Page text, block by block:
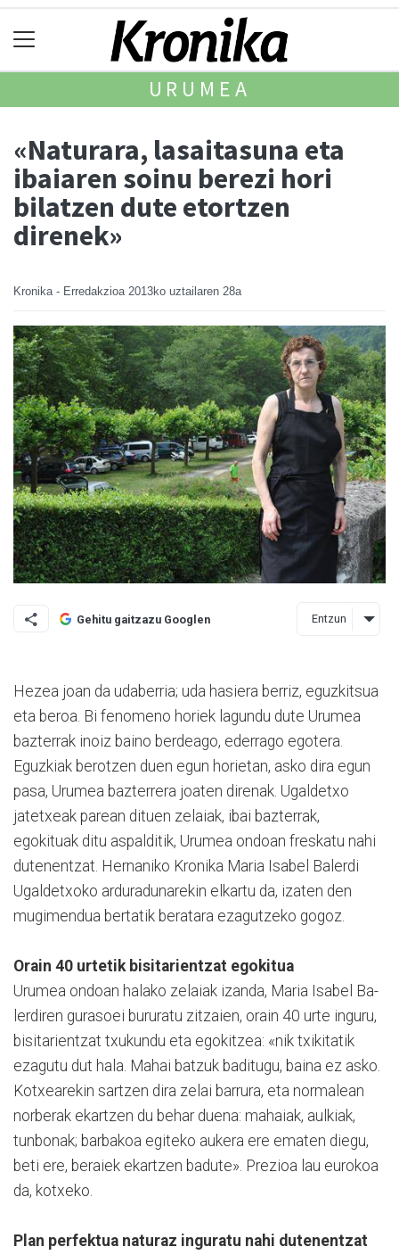
URUMEA
«Naturara, lasaitasuna eta
ibaiaren soinu berezi hori
bilatzen dute etortzen
direnek»
Kronika - Erredakzioa 2013ko uztailaren 28a
Gehitu gaitzazu Googlen Entzun
Hezea joan da udaberria; uda hasiera berriz, eguzki­tsua
eta beroa. Bi fenomeno horiek lagundu dute Uru­mea
bazterrak inoiz baino berdeago, ederrago egotera.
Eguzkiak berotzen duen egun horietan, asko dira egun
pasa, Urumea bazterrera joaten direnak. Ugaldetxo
jatetxeak parean dituen zelaiak, ibai bazterrak,
egokituak ditu aspalditik, Urumea ondoan freskatu nahi
dutenentzat. Hernaniko Kronika Maria Isabel Balerdi
Ugaldetxoko arduradunarekin elkartu da, izaten den
mugimendua bertatik beratara ezagutzeko gogoz.
Orain 40 urtetik bisitarientzat egokitua
Urumea ondoan halako ze­laiak izanda, Maria Isabel Ba­
lerdiren gurasoei bururatu zitzaien, orain 40 urte inguru,
bisitarientzat txukundu eta egokitzea: «nik txikitatik
ezagutu dut hala. Mahai batzuk baditugu, baina ez asko.
Ko­txearekin sartzen dira zelai ba­rrura, eta normalean
norberak ekartzen du behar duena: mahaiak, aulkiak,
tunbonak; barbakoa egiteko aukera ere ematen diegu,
beti ere, be­raiek ekartzen badute». Pre­zioa lau eurokoa
da, kotxeko.
Plan perfektua naturaz inguratu nahi dutenentzat